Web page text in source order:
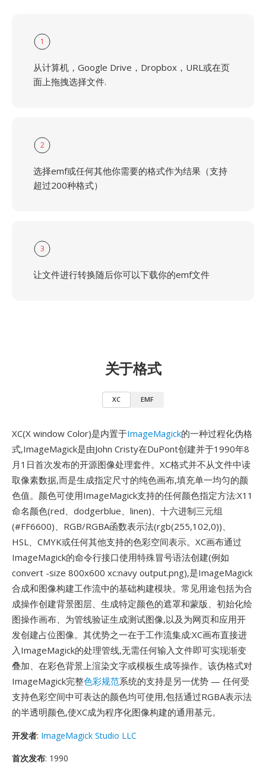
1
从计算机，Google Drive，Dropbox，URL或在页
面上拖拽选择文件.
2
选择emf或任何其他你需要的格式作为结果（支持
超过200种格式）
3
让文件进行转换随后你可以下载你的emf文件
关于格式
XC EMF
XC(X window Color)是内置于ImageMagick的一种过程化伪格
式,ImageMagick是由John Cristy在DuPont创建并于1990年8
月1日首次发布的开源图像处理套件。XC格式并不从文件中读
取像素数据,而是生成指定尺寸的纯色画布,填充单一均匀的颜
色值。颜色可使用ImageMagick支持的任何颜色指定方法:X11
命名颜色(red、dodgerblue、linen)、十六进制三元组
(#FF6600)、RGB/RGBA函数表示法(rgb(255,102,0))、
HSL、CMYK或任何其他支持的色彩空间表示。XC画布通过
ImageMagick的命令行接口使用特殊冒号语法创建(例如
convert -size 800x600 xc:navy output.png),是ImageMagick
合成和图像构建工作流中的基础构建模块。常见用途包括为合
成操作创建背景图层、生成特定颜色的遮罩和蒙版、初始化绘
图操作画布、为管线验证生成测试图像,以及为网页和应用开
发创建占位图像。其优势之一在于工作流集成:XC画布直接进
入ImageMagick的处理管线,无需任何输入文件即可实现渐变
叠加、在彩色背景上渲染文字或模板生成等操作。该伪格式对
ImageMagick完整色彩规范系统的支持是另一优势 — 任何受
支持色彩空间中可表达的颜色均可使用,包括通过RGBA表示法
的半透明颜色,使XC成为程序化图像构建的通用基元。
开发者: ImageMagick Studio LLC
首次发布: 1990